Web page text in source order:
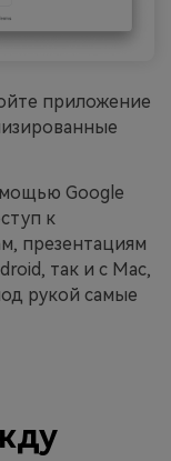
приложение
Google
к
презентациям
так и с Mac,
рукой самые